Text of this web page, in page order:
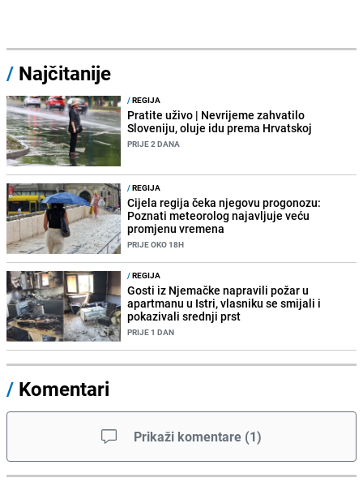
/ Najčitanije
/REGIJA
Pratite uživo | Nevrijeme zahvatilo
Sloveniju, oluje idu prema Hrvatskoj
PRIJE 2 DANA
/REGIJA
Cijela regija čeka njegovu progonozu:
Poznati meteorolog najavljuje veću
promjenu vremena
PRIJE OKO 18H
/REGIJA
Gosti iz Njemačke napravili požar u
apartmanu u Istri, vlasniku se smijali i
pokazivali srednji prst
PRIJE 1 DAN
/ Komentari
Prikaži komentare (1)